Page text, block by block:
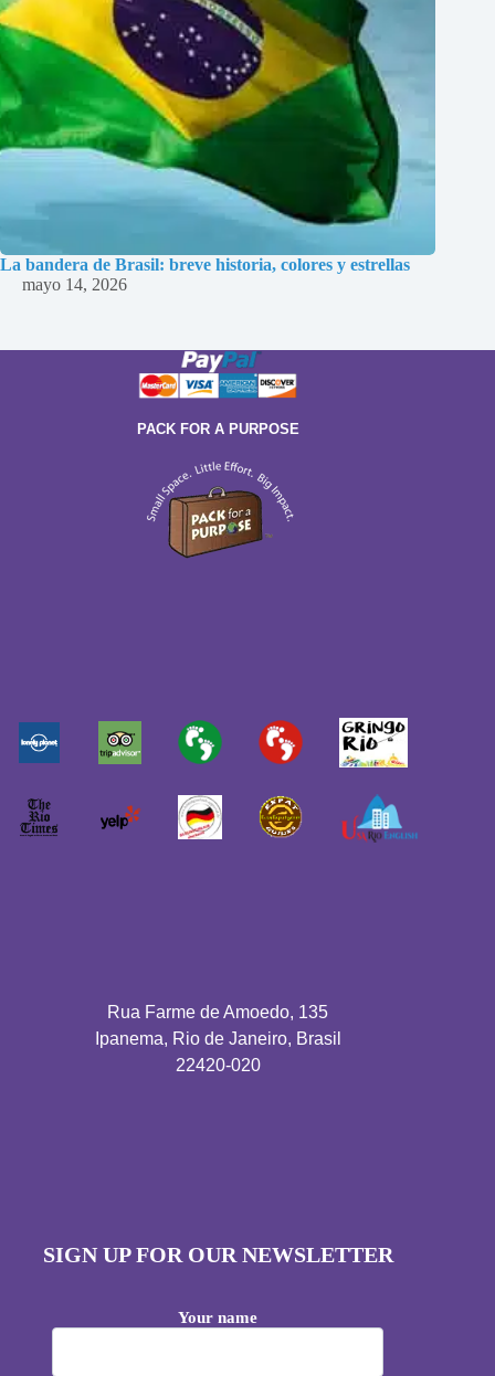
La bandera de Brasil: breve historia, colores y estrellas
mayo 14, 2026
PACK FOR A PURPOSE
Rua Farme de Amoedo, 135
Ipanema, Rio de Janeiro, Brasil
22420-020
SIGN UP FOR OUR NEWSLETTER
Your name